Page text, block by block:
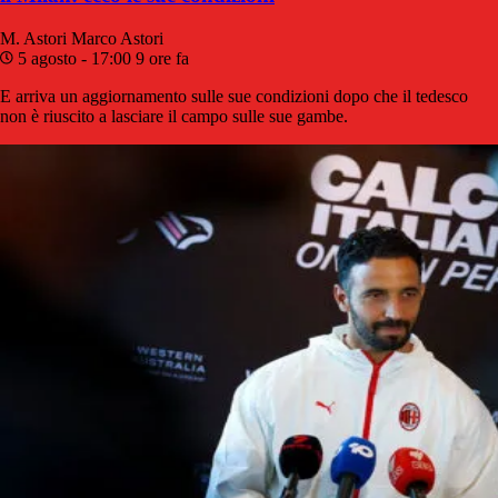
M. Astori Marco Astori
5 agosto - 17:00 9 ore fa
E arriva un aggiornamento sulle sue condizioni dopo che il tedesco
non è riuscito a lasciare il campo sulle sue gambe.